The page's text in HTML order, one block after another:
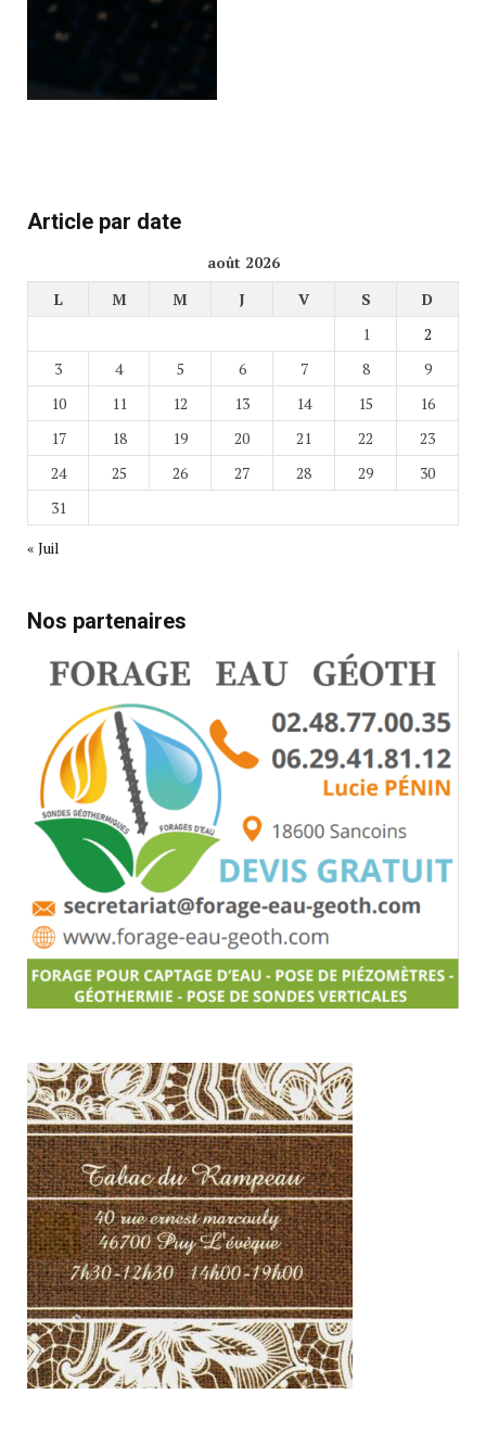
Article par date
août 2026
L
M M J V S
D
1
2
3
4 5 6 7 8
9
10
11 12 13 14 15
16
17
18 19 20 21 22
23
24
25 26 27 28 29
30
31
« Juil
Nos partenaires